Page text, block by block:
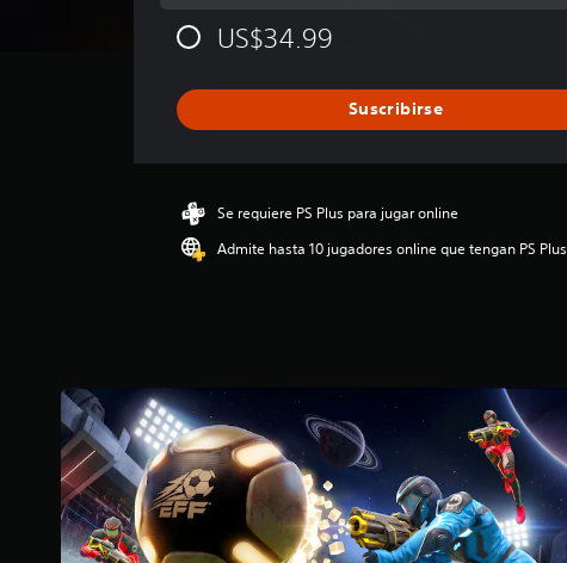
a
c
ó
n
r
m
d
5
9
e
s
t
r
l
US$34.99
Suscribirse
Se requiere PS Plus para jugar online
Admite hasta 10 jugadores online que tengan PS Plus